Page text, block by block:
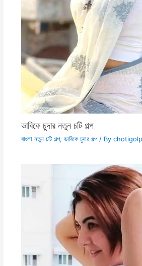
ভাবিকে চুদার নতুন চটি গল্প
বাংলা নতুন চটি গল্প, ভাবিকে চুদার গল্প/ By